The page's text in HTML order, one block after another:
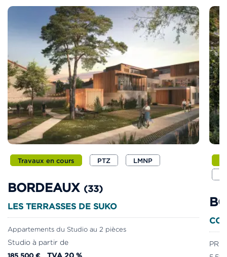
Travaux en cours PTZ LMNP
BORDEAUX (33)
LES TERRASSES DE SUKO
Appartements du Studio au 2 pièces
Studio à partir de